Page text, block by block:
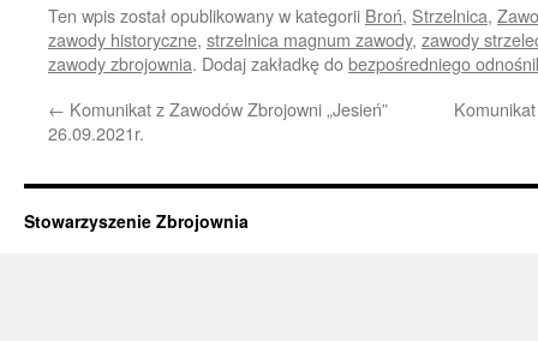
Ten wpis został opublikowany w kategorii Broń, Strzelnica,
zawody historyczne, strzelnica magnum zawody, zawody
zawody zbrojownia. Dodaj zakładkę dobezpośredniego
← Komunikat z Zawodów Zbrojowni „Jesień”
26.09.2021r.
Stowarzyszenie Zbrojownia